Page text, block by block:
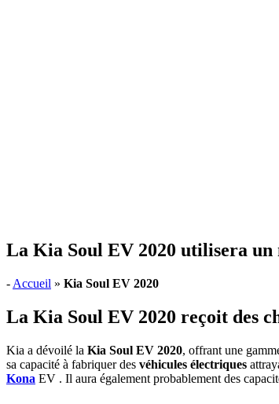
La Kia Soul EV 2020 utilisera un
- Accueil » Kia Soul EV 2020
La Kia Soul EV 2020 reçoit des
Kia a dévoilé la Kia Soul EV 2020, offrant une
sa capacité à fabriquer des véhicules électriques
Kona EV . Il aura également probablement des